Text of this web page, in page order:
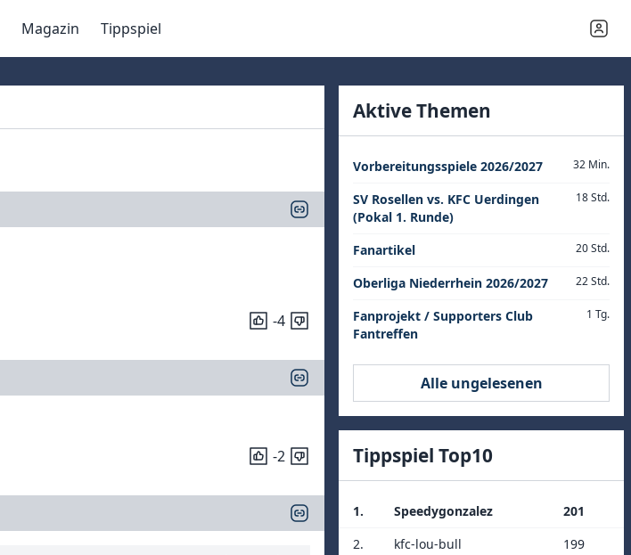
Magazin Tippspiel
-4
-2
Aktive Themen
Vorbereitungsspiele 2026/2027 32 Min.
SV Rosellen vs. KFC Uerdingen
(Pokal 1. Runde)
18 Std.
Fanartikel 20 Std.
Oberliga Niederrhein 2026/2027 22 Std.
Fanprojekt / Supporters Club
Fantreffen
1 Tg.
Alle ungelesenen
Tippspiel Top10
1. Speedygonzalez
201
2.
kfc-lou-bull
199